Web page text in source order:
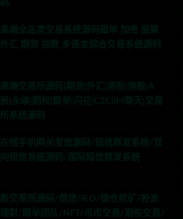
码
高端全品类交易系统源码跟单 加密 股票
外汇 期货 指数 多语言综合交易系统源码
高端交易所源码|期货|外汇|美股|港股|A
股|永续|期权|跟单|闪兑|C2C|IM聊天|交易
所系统源码
在线手机网关发信源码/短信群发系统/双
向短信系统源码/国际短信群发系统
新交易所源码/借贷/IEO/锁仓挖矿/投资
理财/跟单团队/NFT/币币交易/期权交易/